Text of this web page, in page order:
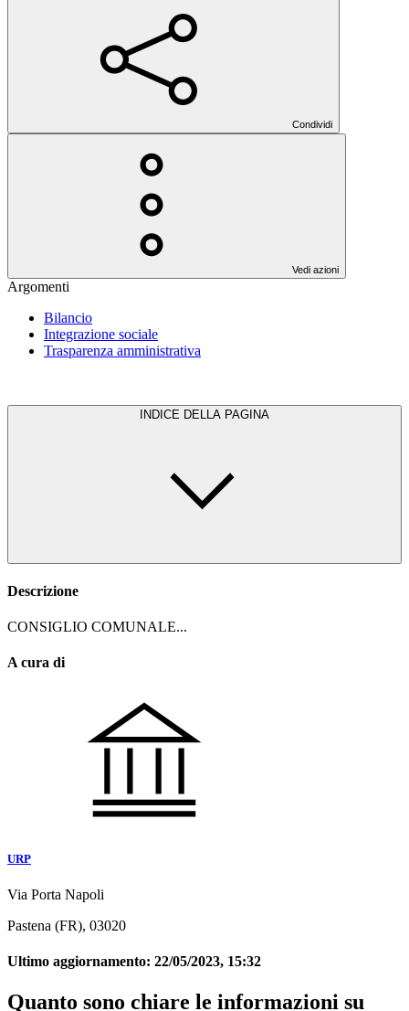
Condividi
Vedi azioni
Argomenti
Bilancio
Integrazione sociale
Trasparenza amministrativa
INDICE DELLA PAGINA
Descrizione
CONSIGLIO COMUNALE...
A cura di
URP
Via Porta Napoli
Pastena (FR), 03020
Ultimo aggiornamento: 22/05/2023, 15:32
Quanto sono chiare le informazioni su